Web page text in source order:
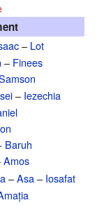
– Lot
– Finees
– Iezechia
Baruh
Amos
–Asa– Iosafat